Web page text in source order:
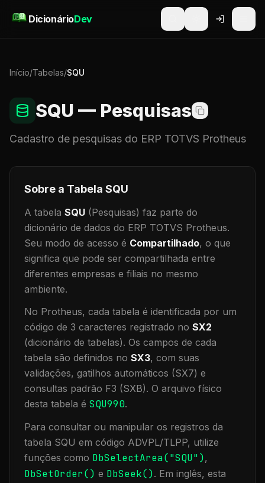
DicionárioDev
Início/Tabelas/SQU
SQU — Pesquisas
Cadastro de pesquisas do ERP TOTVS Protheus
Sobre a Tabela SQU
A tabela SQU (Pesquisas) faz parte do
dicionário de dados do ERP TOTVS Protheus.
Seu modo de acesso é Compartilhado, o que
significa que pode ser compartilhada entre
diferentes empresas e filiais no mesmo
ambiente.
No Protheus, cada tabela é identificada por um
código de 3 caracteres registrado no SX2
(dicionário de tabelas). Os campos de cada
tabela são definidos no SX3, com suas
validações, gatilhos automáticos (SX7) e
consultas padrão F3 (SXB). O arquivo físico
desta tabela é SQU990.
Para consultar ou manipular os registros da
tabela SQU em código ADVPL/TLPP, utilize
funções como DbSelectArea("SQU"),
DbSetOrder() e DbSeek(). Em inglês, esta